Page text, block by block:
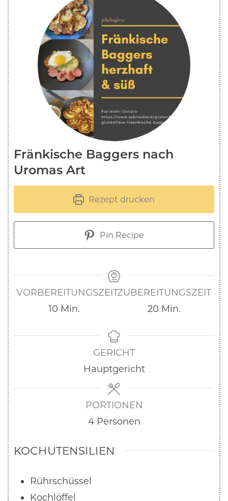
Fränkische Baggers nach
Uromas Art
Rezept drucken
Pin Recipe
VORBEREITUNGSZEIT
10 Min.
ZUBEREITUNGSZEIT
20 Min.
GERICHT
Hauptgericht
PORTIONEN
4 Personen
KOCHUTENSILIEN
Rührschüssel
Kochlöffel